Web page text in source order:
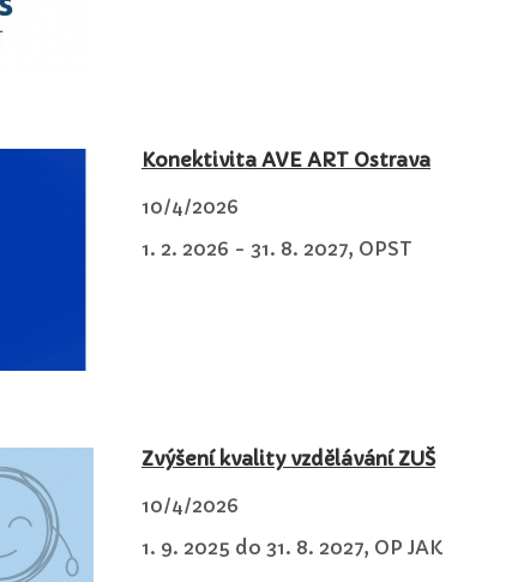
Konektivita AVE ART Ostrava
10/4/2026
1. 2. 2026 - 31. 8. 2027, OPST
Zvýšení kvality vzdělávání ZUŠ
10/4/2026
1. 9. 2025 do 31. 8. 2027, OP JAK